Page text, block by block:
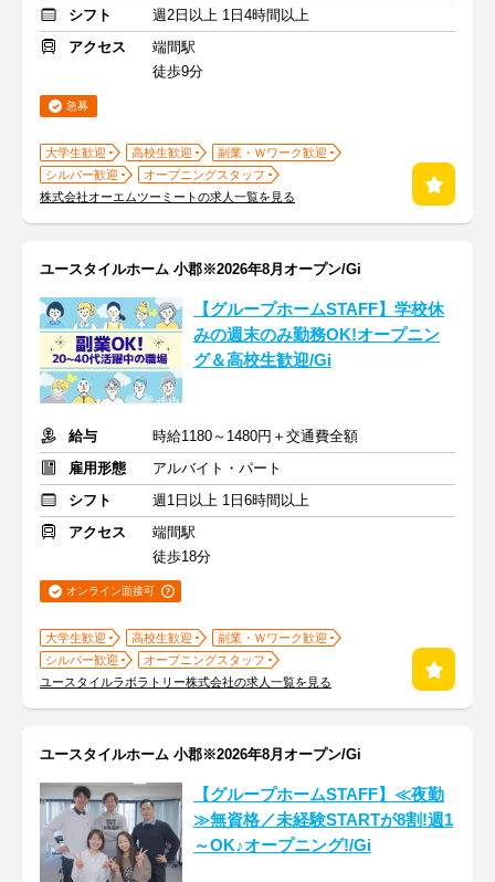
シフト
週2日以上 1日4時間以上
アクセス
端間駅
徒歩9分
急募
大学生歓迎 高校生歓迎
副業・Ｗワーク歓迎
シルバー歓迎
オープニングスタッフ
株式会社オーエムツーミートの求人一覧を見る
ユースタイルホーム 小郡※2026年8月オープン/Gi
【グループホームSTAFF】学校休
みの週末のみ勤務OK!オープニン
グ＆高校生歓迎/Gi
給与
時給1180～1480円＋交通費全額
雇用形態
アルバイト・パート
シフト
週1日以上 1日6時間以上
アクセス
端間駅
徒歩18分
オンライン面接可
大学生歓迎 高校生歓迎
副業・Ｗワーク歓迎
シルバー歓迎
オープニングスタッフ
ユースタイルラボラトリー株式会社の求人一覧を見る
ユースタイルホーム 小郡※2026年8月オープン/Gi
【グループホームSTAFF】≪夜勤
≫無資格／未経験STARTが8割!週1
～OK♪オープニング!/Gi